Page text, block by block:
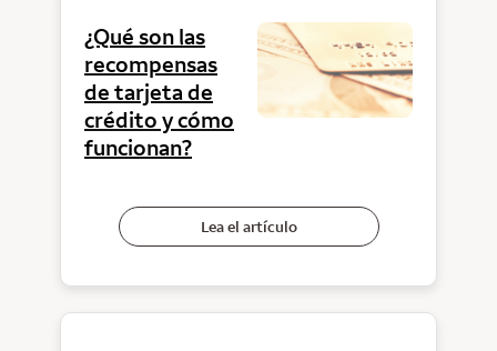
¿Qué son las
recompensas
de tarjeta de
crédito y cómo
funcionan?
Lea el artículo